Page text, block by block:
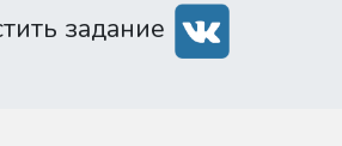
задание